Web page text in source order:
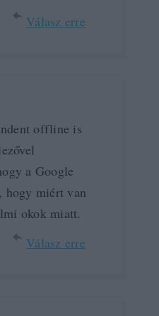
Válasz erre
offline is
a Google
hogy miért van
okok miatt.
Válasz erre